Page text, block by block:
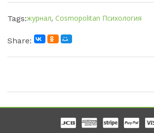
Tags:журнал, Cosmopolitan Психология
Share: